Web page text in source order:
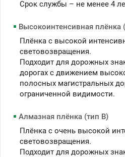
Срок службы – не менее 4
Высокоинтенсивная плёнка
Плёнка с высокой
световозвращения.
Подходит для дорожных
дорогах с движением
полосных магистральных
ограниченной видимости.
Алмазная плёнка (тип В)
Плёнка с очень высокой
световозвращения.
Подходит для дорожных